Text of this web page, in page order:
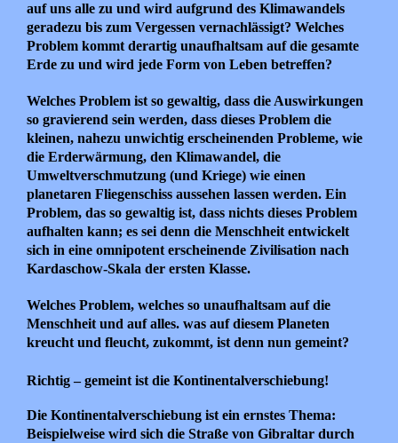
auf uns alle zu und wird aufgrund des Klimawandels
geradezu bis zum Vergessen vernachlässigt? Welches
Problem kommt derartig unaufhaltsam auf die gesamte
Erde zu und wird jede Form von Leben betreffen?
Welches Problem ist so gewaltig, dass die Auswirkungen
so gravierend sein werden, dass dieses Problem die
kleinen, nahezu unwichtig erscheinenden Probleme, wie
die Erderwärmung, den Klimawandel, die
Umweltverschmutzung (und Kriege) wie einen
planetaren Fliegenschiss aussehen lassen werden. Ein
Problem, das so gewaltig ist, dass nichts dieses Problem
aufhalten kann; es sei denn die Menschheit entwickelt
sich in eine omnipotent erscheinende Zivilisation nach
Kardaschow-Skala der ersten Klasse.
Welches Problem, welches so unaufhaltsam auf die
Menschheit und auf alles. was auf diesem Planeten
kreucht und fleucht, zukommt, ist denn nun gemeint?
Richtig – gemeint ist die Kontinentalverschiebung!
Die Kontinentalverschiebung ist ein ernstes Thema:
Beispielweise wird sich die Straße von Gibraltar durch